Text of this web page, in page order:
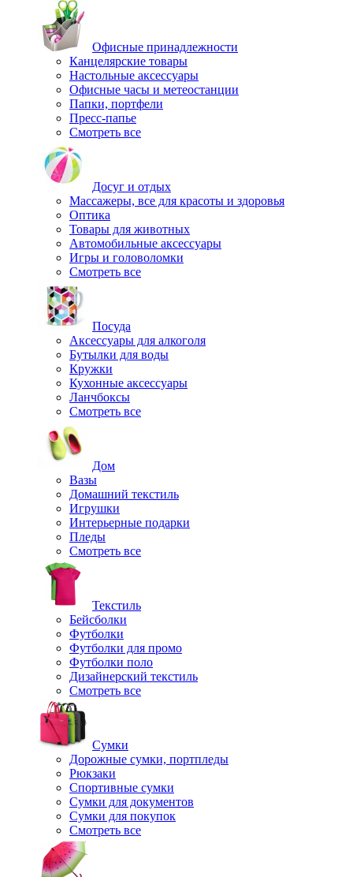
Офисные принадлежности
Канцелярские товары
Настольные аксессуары
Офисные часы и метеостанции
Папки, портфели
Пресс-папье
Смотреть все
Досуг и отдых
Массажеры, все для красоты и здоровья
Оптика
Товары для животных
Автомобильные аксессуары
Игры и головоломки
Смотреть все
Посуда
Аксессуары для алкоголя
Бутылки для воды
Кружки
Кухонные аксессуары
Ланчбоксы
Смотреть все
Дом
Вазы
Домашний текстиль
Игрушки
Интерьерные подарки
Пледы
Смотреть все
Текстиль
Бейсболки
Футболки
Футболки для промо
Футболки поло
Дизайнерский текстиль
Смотреть все
Сумки
Дорожные сумки, портпледы
Рюкзаки
Спортивные сумки
Сумки для документов
Сумки для покупок
Смотреть все